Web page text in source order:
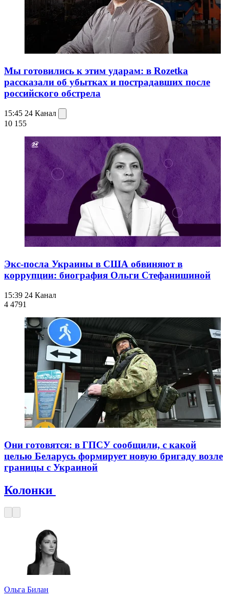
Мы готовились к этим ударам: в Rozetka
рассказали об убытках и пострадавших после
российского обстрела
15:45 24 Канал
10 155
Экс-посла Украины в США обвиняют в
коррупции: биография Ольги Стефанишиной
15:39 24 Канал
4 4791
Они готовятся: в ГПСУ сообщили, с какой
целью Беларусь формирует новую бригаду возле
границы с Украиной
Колонки
Ольга Билан